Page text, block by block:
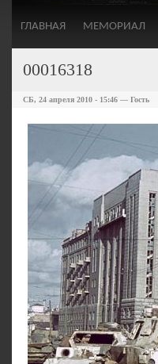
ГЛАВНАЯ МЕМОРИАЛ
00016318
СБ, 24 апреля 2010 - 15:46 — Гость